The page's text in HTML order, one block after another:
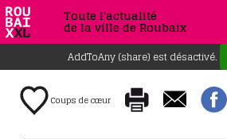
Toute l'actualité
de la ville de Roubaix
AddToAny (share) est désactivé.
Coups de cœur